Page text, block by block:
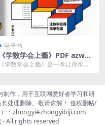
电子书
《学数学会上瘾》PDF azw3
mobi epub格式百度网盘下载
《学数学会上瘾》是一本让你彻底
制作，用于互联网爱好者学习和研
处理删除。敬请谅解！ 侵权删帖/
）：zhongyi#zhongyibiji.com
- All rights reserved